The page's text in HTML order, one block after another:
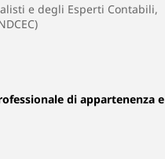
e degli Esperti Contabili,
di appartenenza e